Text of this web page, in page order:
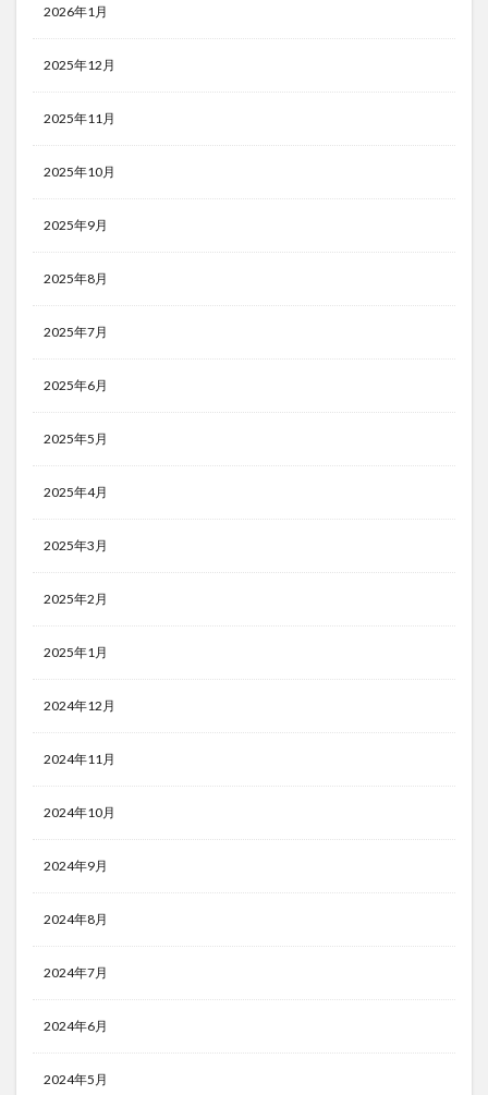
2026年1月
2025年12月
2025年11月
2025年10月
2025年9月
2025年8月
2025年7月
2025年6月
2025年5月
2025年4月
2025年3月
2025年2月
2025年1月
2024年12月
2024年11月
2024年10月
2024年9月
2024年8月
2024年7月
2024年6月
2024年5月